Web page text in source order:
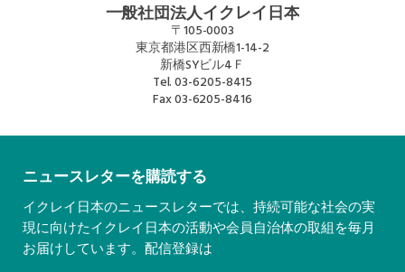
一般社団法人イクレイ日本
〒105-0003
東京都港区西新橋1-14-2
新橋SYビル4Ｆ
Tel.03-6205-8415
Fax03-6205-8416
ニュースレターを購読する
イクレイ日本のニュースレターでは、持続可能な社会の実
現に向けたイクレイ日本の活動や会員自治体の取組を毎月
お届けしています。配信登録は